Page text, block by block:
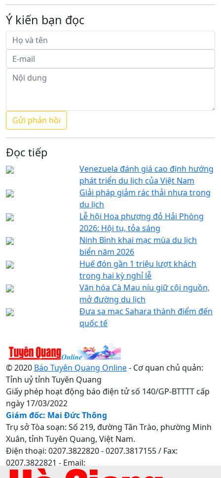
Ý kiến bạn đọc
Đọc tiếp
Venezuela đánh giá cao định hướng
phát triển du lịch của Việt Nam
Giải pháp giảm rác thải nhựa trong
du lịch
Lễ hội Hoa phượng đỏ Hải Phòng
2026: Hội tụ, tỏa sáng
Ninh Bình khai mạc mùa du lịch
biển năm 2026
Huế đón gần 1 triệu lượt khách
trong hai kỳ nghỉ lễ
Văn hóa Cà Mau níu giữ cội nguồn,
mở đường du lịch
Đưa sa mạc Sahara thành điểm đến
quốc tế
© 2020 Báo Tuyên Quang Online- Cơ quan chủ quản:
Tỉnh uỷ tỉnh Tuyên Quang
Giấy phép hoạt động báo điện tử số 140/GP-BTTTT cấp
ngày 17/03/2022
Giám đốc: Mai Đức Thông
Trụ sở Tòa soạn: Số 219, đường Tân Trào, phường Minh
Xuân, tỉnh Tuyên Quang, Việt Nam.
Điện thoại: 0207.3822820 - 0207.3817155 / Fax:
0207.3822821 - Email:
baotuyenquang.com.vn@gmail.com